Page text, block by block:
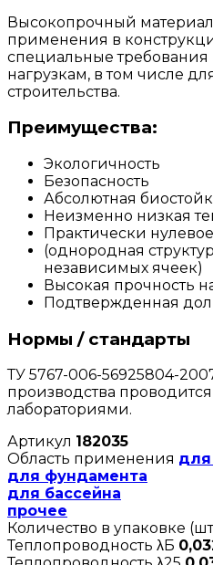
Высокопрочный
применения в
специальные требования
нагрузкам, в том числе
строительства.
Преимущества:
Экологичность
Безопасность
Абсолютная
Неизменно низкая
Практически
(однородная
независимых ячеек)
Высокая прочность
Подтвержденная
Нормы / стандарты
ТУ 5767-006-56925804-
производства
лабораториями.
Артикул 182035
Область применения для
для фундамента
для бассейна
прочее
Количество в упаковке
Теплопроводность λБ